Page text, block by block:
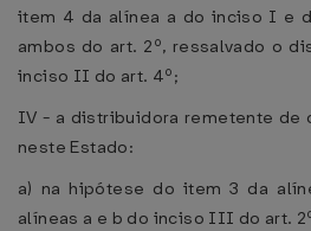
item 4 da alínea a do inciso I e
ambos do art. 2º, ressalvado o
inciso II do art. 4º;
IV - a distribuidora remetente de
neste Estado:
a) na hipótese do item 3 da
alíneas a e b do inciso III do art.